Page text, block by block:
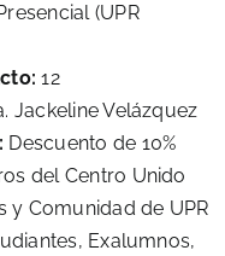
(UPR
12
Jackeline Velázquez
Descuento de 10%
del Centro Unido
y Comunidad de UPR
Exalumnos,